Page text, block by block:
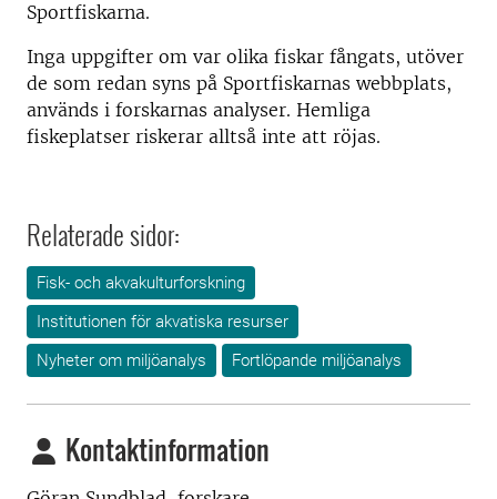
Sportfiskarna.
Inga uppgifter om var olika fiskar fångats, utöver
de som redan syns på Sportfiskarnas webbplats,
används i forskarnas analyser. Hemliga
fiskeplatser riskerar alltså inte att röjas.
Relaterade sidor:
Fisk- och akvakulturforskning
Institutionen för akvatiska resurser
Nyheter om miljöanalys
Fortlöpande miljöanalys
Kontaktinformation